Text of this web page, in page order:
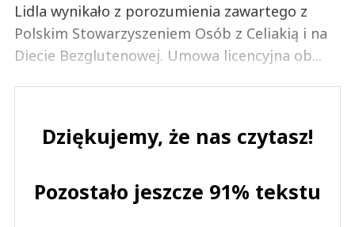
Lidla wynikało z porozumienia zawartego z
Polskim Stowarzyszeniem Osób z Celiakią i na
Diecie Bezglutenowej. Umowa licencyjna ob...
Dziękujemy, że nas czytasz!
Pozostało jeszcze 91% tekstu